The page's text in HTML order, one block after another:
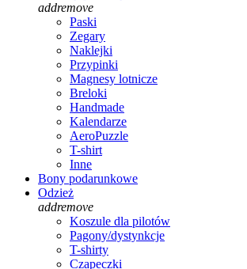
addremove
Paski
Zegary
Naklejki
Przypinki
Magnesy lotnicze
Breloki
Handmade
Kalendarze
AeroPuzzle
T-shirt
Inne
Bony podarunkowe
Odzież
addremove
Koszule dla pilotów
Pagony/dystynkcje
T-shirty
Czapeczki